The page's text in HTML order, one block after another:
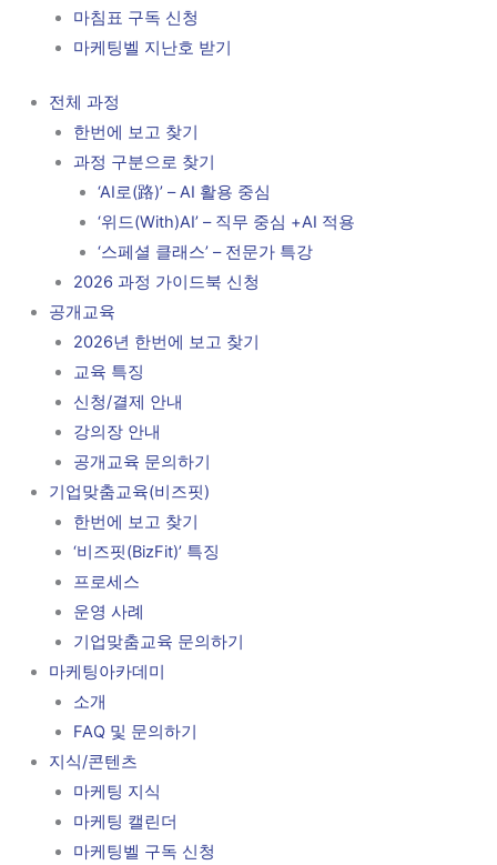
마침표 구독 신청
마케팅벨 지난호 받기
전체 과정
한번에 보고 찾기
과정 구분으로 찾기
‘AI로(路)’ – AI 활용 중심
‘위드(With)AI’ – 직무 중심 +AI 적용
‘스페셜 클래스’ – 전문가 특강
2026 과정 가이드북 신청
공개교육
2026년 한번에 보고 찾기
교육 특징
신청/결제 안내
강의장 안내
공개교육 문의하기
기업맞춤교육(비즈핏)
한번에 보고 찾기
‘비즈핏(BizFit)’ 특징
프로세스
운영 사례
기업맞춤교육 문의하기
마케팅아카데미
소개
FAQ 및 문의하기
지식/콘텐츠
마케팅 지식
마케팅 캘린더
마케팅벨 구독 신청